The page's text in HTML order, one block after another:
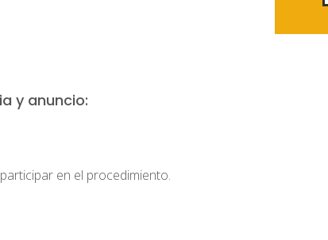
y anuncio:
en el procedimiento.